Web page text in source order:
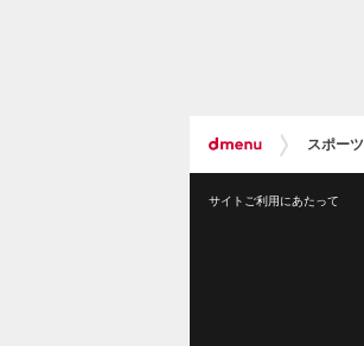
スポーツ
サイトご利用にあたって